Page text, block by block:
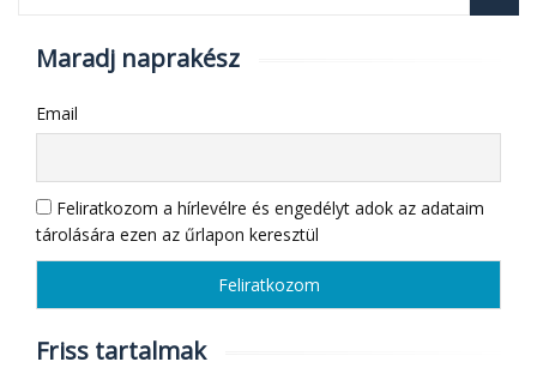
Maradj naprakész
Email
Feliratkozom a hírlevélre és engedélyt adok az adataim
tárolására ezen az űrlapon keresztül
Friss tartalmak